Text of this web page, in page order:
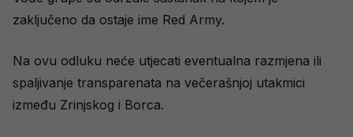
zaključeno da ostaje ime Red Army.
Na ovu odluku neće utjecati eventualna razmjena ili
spaljivanje transparenata na večerašnjoj utakmici
između Zrinjskog i Borca.